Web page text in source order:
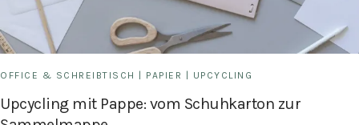
OFFICE & SCHREIBTISCH | PAPIER | UPCYCLING
Upcycling mit Pappe: vom Schuhkarton zur